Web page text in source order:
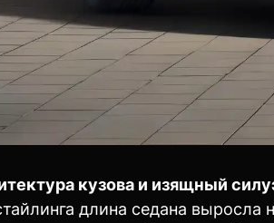
кузова и изящный
длина седана